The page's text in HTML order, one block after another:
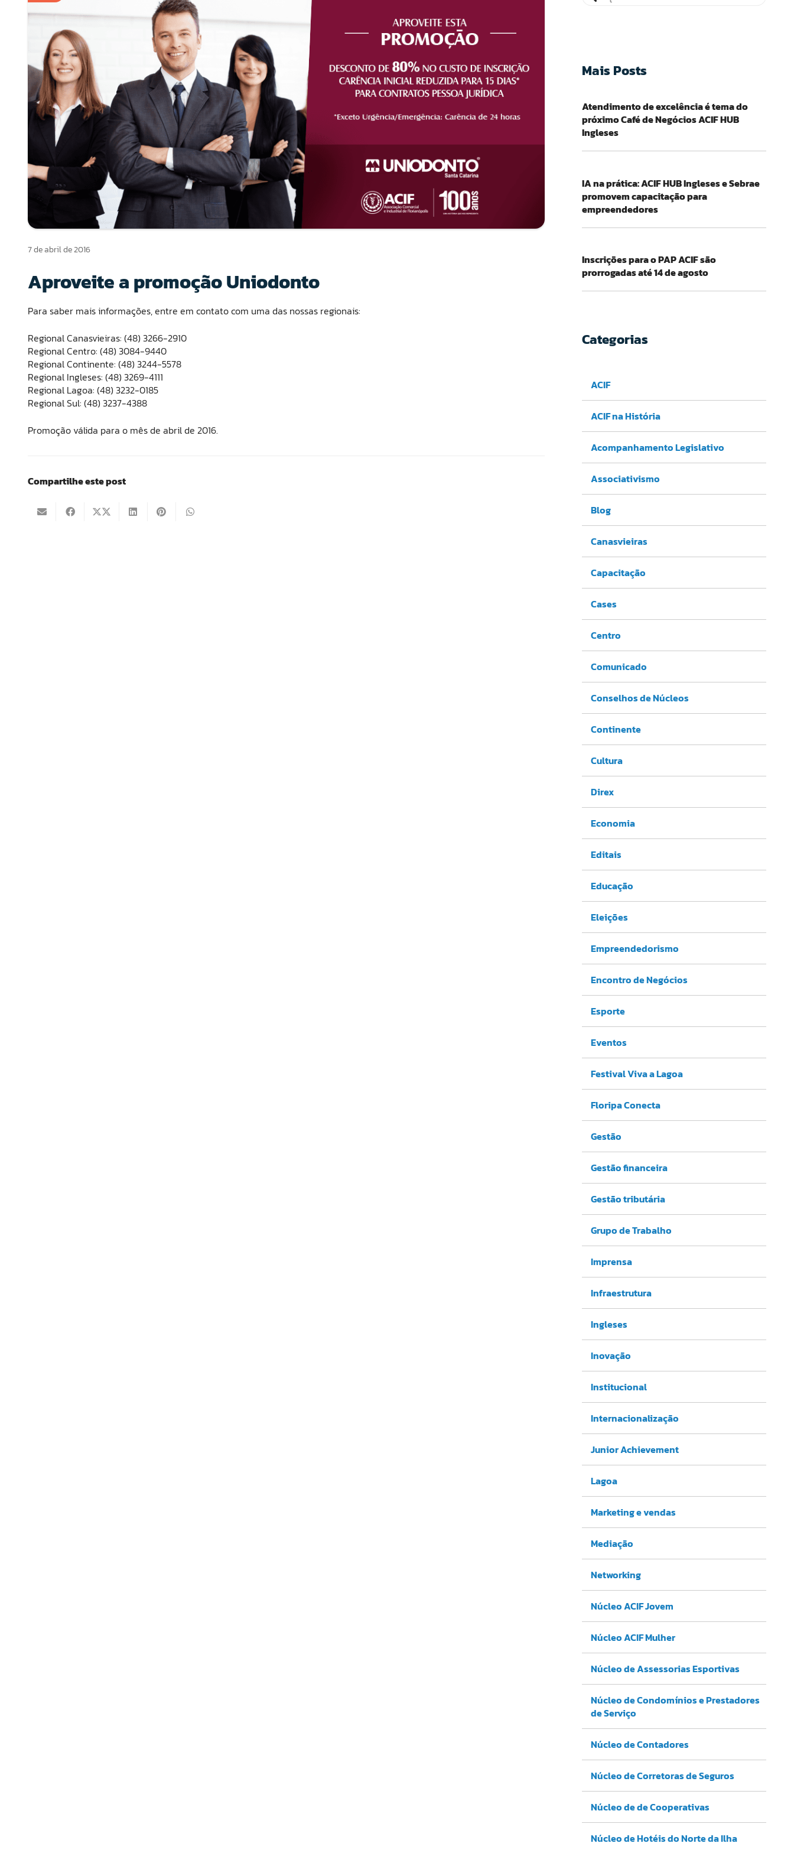
7 de abril de 2016
Aproveite a promoção Uniodonto
Para saber mais informações, entre em contato com uma das nossas regionais:
Regional Canasvieiras: (48) 3266-2910
Regional Centro: (48) 3084-9440
Regional Continente: (48) 3244-5578
Regional Ingleses: (48) 3269-4111
Regional Lagoa: (48) 3232-0185
Regional Sul: (48) 3237-4388
Promoção válida para o mês de abril de 2016.
Compartilhe este post
Mais Posts
Atendimento de excelência é tema do
próximo Café de Negócios ACIF HUB
Ingleses
IA na prática: ACIF HUB Ingleses e Sebrae
promovem capacitação para
empreendedores
Inscrições para o PAP ACIF são
prorrogadas até 14 de agosto
Categorias
ACIF
ACIF na História
Acompanhamento Legislativo
Associativismo
Blog
Canasvieiras
Capacitação
Cases
Centro
Comunicado
Conselhos de Núcleos
Continente
Cultura
Direx
Economia
Editais
Educação
Eleições
Empreendedorismo
Encontro de Negócios
Esporte
Eventos
Festival Viva a Lagoa
Floripa Conecta
Gestão
Gestão financeira
Gestão tributária
Grupo de Trabalho
Imprensa
Infraestrutura
Ingleses
Inovação
Institucional
Internacionalização
Junior Achievement
Lagoa
Marketing e vendas
Mediação
Networking
Núcleo ACIF Jovem
Núcleo ACIF Mulher
Núcleo de Assessorias Esportivas
Núcleo de Condomínios e Prestadores
de Serviço
Núcleo de Contadores
Núcleo de Corretoras de Seguros
Núcleo de de Cooperativas
Núcleo de Hotéis do Norte da Ilha